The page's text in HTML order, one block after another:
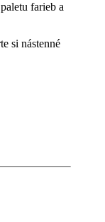
farieb a
si nástenné